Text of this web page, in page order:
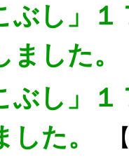
ぶし」１
ました。
ぶし」１
した。